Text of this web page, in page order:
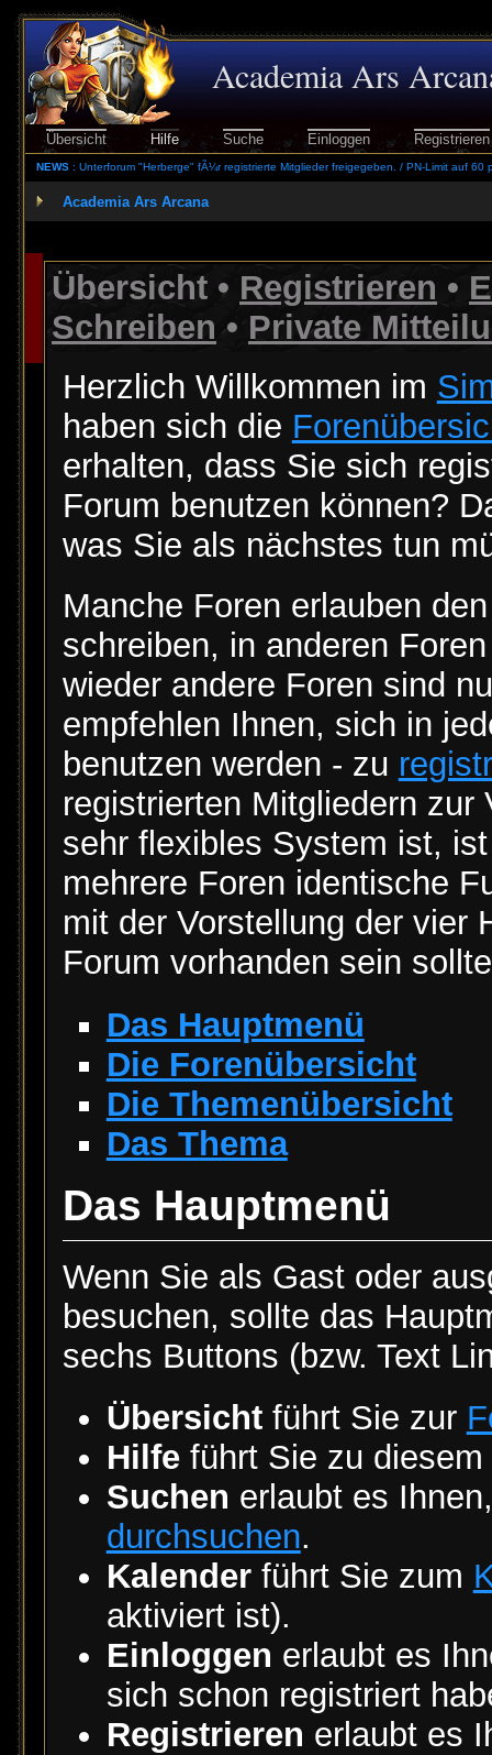
Academia Ars
Übersicht Hilfe Suche Einloggen Registrieren
NEWS : Unterforum "Herberge" fÃ¼r registrierte Mitglieder freigegeben. / PN-Limit auf 60
Academia Ars Arcana
Übersicht • Registrieren •
Schreiben • Private
Herzlich Willkommen im
haben sich die
erhalten, dass Sie sich
Forum benutzen können?
was Sie als nächstes tun
Manche Foren erlauben
schreiben, in anderen
wieder andere Foren sind
empfehlen Ihnen, sich in
benutzen werden - zu
registrierten Mitgliedern
sehr flexibles System ist,
mehrere Foren identische
mit der Vorstellung der vier
Forum vorhanden sein
Das Hauptmenü
Die Forenübersicht
Die Themenübersicht
Das Thema
Das Hauptmenü
Wenn Sie als Gast oder
besuchen, sollte das
sechs Buttons (bzw. Text
Übersichtführt Sie zur
Hilfeführt Sie zu diesem
Suchen erlaubt es
durchsuchen.
Kalenderführt Sie zum
aktiviert ist).
Einloggen erlaubt es
sich schon registriert
Registrieren erlaubt es